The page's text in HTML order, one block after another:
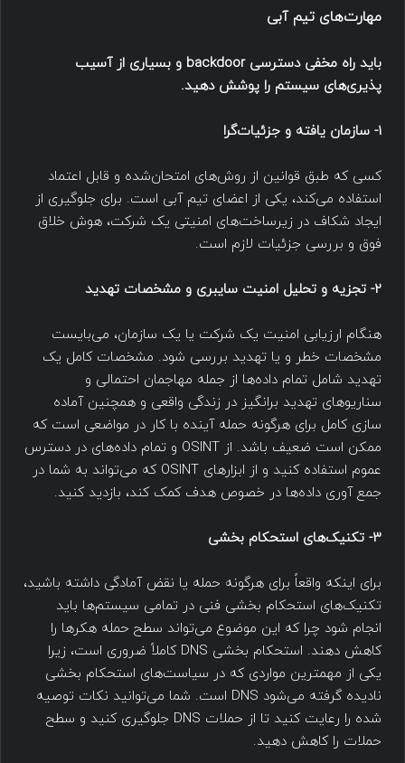
مهارت‌های تیم آبی
باید راه مخفی دسترسی backdoor و بسیاری از آسیب‌
پذیری‌های سیستم را پوشش دهید.
1- سازمان یافته و جزئیات‌گرا
کسی که طبق قوانین از روش‌های امتحان‌شده و قابل اعتماد
استفاده می‌کند، یکی از اعضای تیم آبی است. برای جلوگیری از
ایجاد شکاف در زیرساخت‌های امنیتی یک شرکت، هوش خلاق
فوق و بررسی جزئیات لازم است.
2- تجزیه و تحلیل امنیت سایبری و مشخصات تهدید
هنگام ارزیابی امنیت یک شرکت یا یک سازمان، می‌بایست
مشخصات خطر و یا تهدید بررسی شود. مشخصات کامل یک
تهدید شامل تمام داده‌ها از جمله مهاجمان احتمالی و
سناریوهای تهدید برانگیز در زندگی واقعی و همچنین آماده
سازی کامل برای هرگونه حمله آینده با کار در مواضعی است که
ممکن است ضعیف باشد. از OSINT و تمام داده‌های در دسترس
عموم استفاده کنید و از ابزارهای OSINT که می‌تواند به شما در
جمع آوری داده‌ها در خصوص هدف کمک کند، بازدید کنید.
3- تکنیک‌های استحکام بخشی
برای اینکه واقعاً برای هرگونه حمله یا نقض آمادگی داشته باشید،
تکنیک‌های استحکام بخشی فنی در تمامی سیستم‌ها باید
انجام شود چرا که این موضوع می‌تواند سطح حمله هکرها را
کاهش دهند. استحکام بخشی DNS کاملاً ضروری است، زیرا
یکی از مهمترین مواردی که در سیاست‌های استحکام بخشی
نادیده گرفته می‌شود DNS است. شما می‌توانید نکات توصیه
شده را رعایت کنید تا از حملات DNS جلوگیری کنید و سطح
حملات را کاهش دهید.